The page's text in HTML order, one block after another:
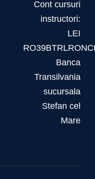
Cont cursuri
instructori:
LEI
Banca
Transilvania
sucursala
Stefan cel
Mare